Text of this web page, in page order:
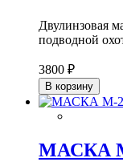
Двулинзовая
подводной
3800 ₽
В корзину
МАСКА